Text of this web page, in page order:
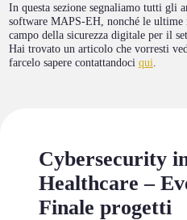
e
n
u
t
o
In questa sezione segnaliamo tutti gli
software MAPS-EH, nonché le
campo della sicurezza digitale per il
Hai trovato un articolo che vorresti
farcelo sapere contattandoci qui
Cybersecurity
Healthcare –
Finale progetti